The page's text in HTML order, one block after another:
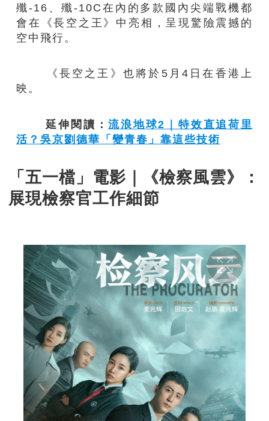
殲-16、殲-10C在內的多款國內尖端戰機都
會在《長空之王》中亮相，呈現驚險震撼的
空中飛行。
《長空之王》也將於5月4日在香港上
映。
延伸閱讀：流浪地球2｜特效直追荷里
活？吳京劉德華「變青春」靠這些技術
「五一檔」電影｜《檢察風雲》：
展現檢察官工作細節